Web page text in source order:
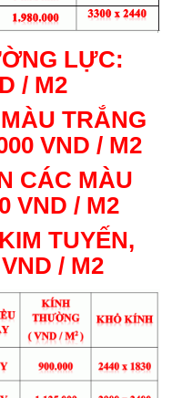
LỰC:
/ M2
TRẮNG
VND / M2
CÁC MÀU
VND / M2
TUYẾN,
/ M2